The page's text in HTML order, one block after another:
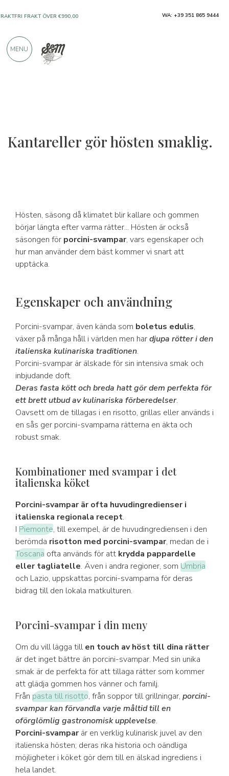
Kantareller gör hösten smaklig.
Hösten, säsong då klimatet blir kallare och gommen
börjar längta efter varma rätter... Hösten är också
säsongen för porcini-svampar, vars egenskaper och
hur man använder dem bäst kommer vi snart att
upptäcka.
Egenskaper och användning
Porcini-svampar, även kända som boletus edulis,
växer på många håll i världen men hardjupa rötter i den
italienska kulinariska traditionen.
Porcini-svampar är älskade för sin intensiva smak och
inbjudande doft.
Deras fasta kött och breda hatt gör dem perfekta för
ett brett utbud av kulinariska förberedelser.
Oavsett om de tillagas i en risotto, grillas eller används i
en sås ger porcini-svamparna rätterna en äkta och
robust smak.
Kombinationer med svampar i det
italienska köket
Porcini-svampar är ofta huvudingredienser i
italienska regionala recept.
I Piemonte, till exempel, är de huvudingrediensen i den
berömda risotton med porcini-svampar, medan de i
Toscana ofta används för att krydda pappardelle
eller tagliatelle. Även i andra regioner, som Umbria
och Lazio, uppskattas porcini-svamparna för deras
bidrag till den lokala matkulturen.
Porcini-svampar i din meny
Om du vill lägga tillen touch av höst till dina rätter
är det inget bättre än porcini-svampar. Med sin unika
smak är de perfekta för att tillaga rätter som kommer
att glädja gommen hos vänner och familj.
Från pasta till risotto, från soppor till grillningar, porcini-
svampar kan förvandla varje måltid till en
oförglömlig gastronomisk upplevelse.
Porcini-svamparär en verklig kulinarisk juvel av den
italienska hösten; deras rika historia och oändliga
möjligheter i köket gör dem till en älskad ingrediens i
hela landet.
PRODUKTER FRÅN UTMÄRKTA
900 POSITIVA RECENSIONER
WA: +39 351 865 9444
MENU